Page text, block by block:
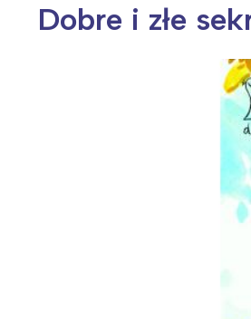
Wiosenny koncert ptaków na
Dobre i złe